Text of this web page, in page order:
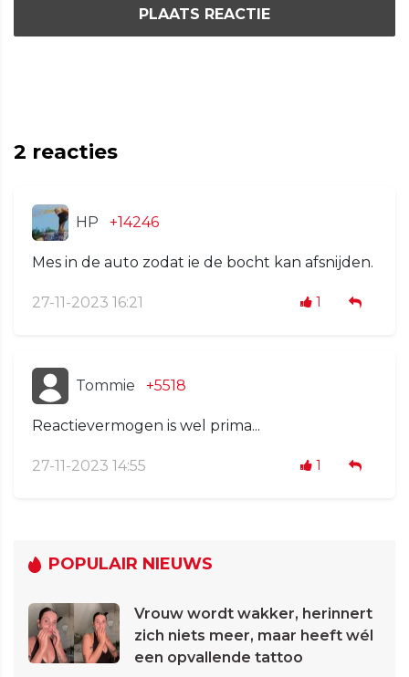
PLAATS REACTIE
2 reacties
HP +14246
Mes in de auto zodat ie de bocht kan afsnijden.
27-11-2023 16:21 1
Tommie +5518
Reactievermogen is wel prima...
27-11-2023 14:55 1
POPULAIR NIEUWS
Vrouw wordt wakker, herinnert
zich niets meer, maar heeft wél
een opvallende tattoo